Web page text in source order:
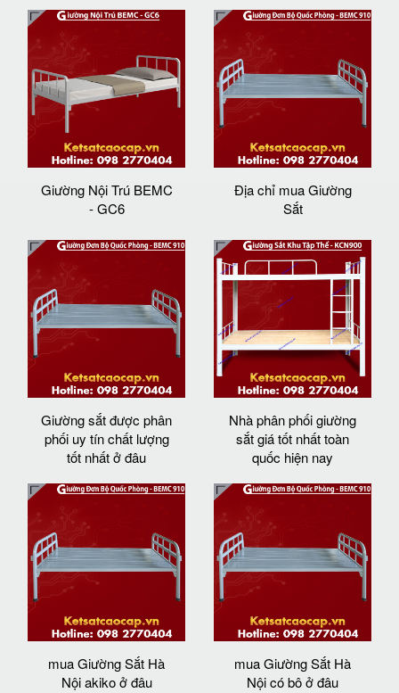
Giường Nội Trú BEMC
- GC6
Địa chỉ mua Giường
Sắt
Giường sắt được phân
phối uy tín chất lượng
tốt nhất ở đâu
Nhà phân phối giường
sắt giá tốt nhất toàn
quốc hiện nay
mua Giường Sắt Hà
Nội akiko ở đâu
mua Giường Sắt Hà
Nội có bô ở đâu